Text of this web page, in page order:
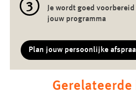
3
Je wordt goed
jouw programma
Plan jouw persoonlijke
Gerelateerde